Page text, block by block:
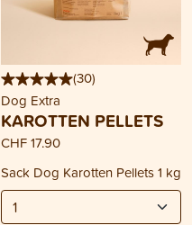
(30)
Dog Extra
KAROTTEN PELLETS
CHF 17.90
Sack Dog Karotten Pellets 1 kg